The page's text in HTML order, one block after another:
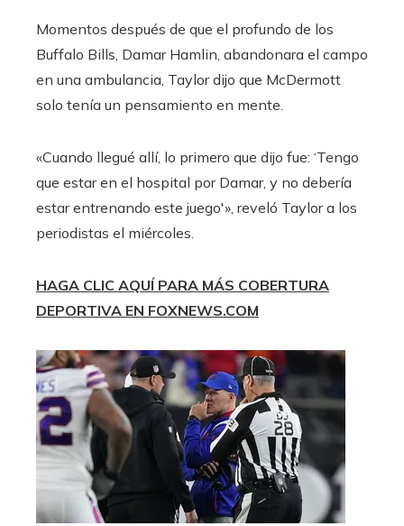
Momentos después de que el profundo de los
Buffalo Bills, Damar Hamlin, abandonara el campo
en una ambulancia, Taylor dijo que McDermott
solo tenía un pensamiento en mente.
«Cuando llegué allí, lo primero que dijo fue: ‘Tengo
que estar en el hospital por Damar, y no debería
estar entrenando este juego'», reveló Taylor a los
periodistas el miércoles.
HAGA CLIC AQUÍ PARA MÁS COBERTURA
DEPORTIVA EN FOXNEWS.COM